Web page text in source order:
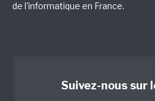
de l'informatique en France.
Suivez-nous sur